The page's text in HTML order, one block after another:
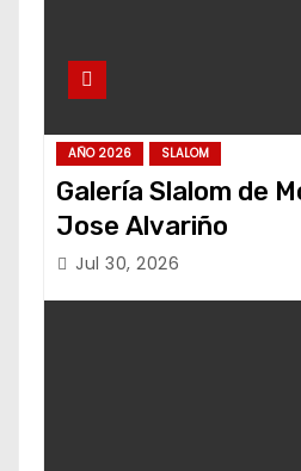
AÑO 2026 SLALOM
Galería Slalom de
Jose Alvariño
Jul 30, 2026